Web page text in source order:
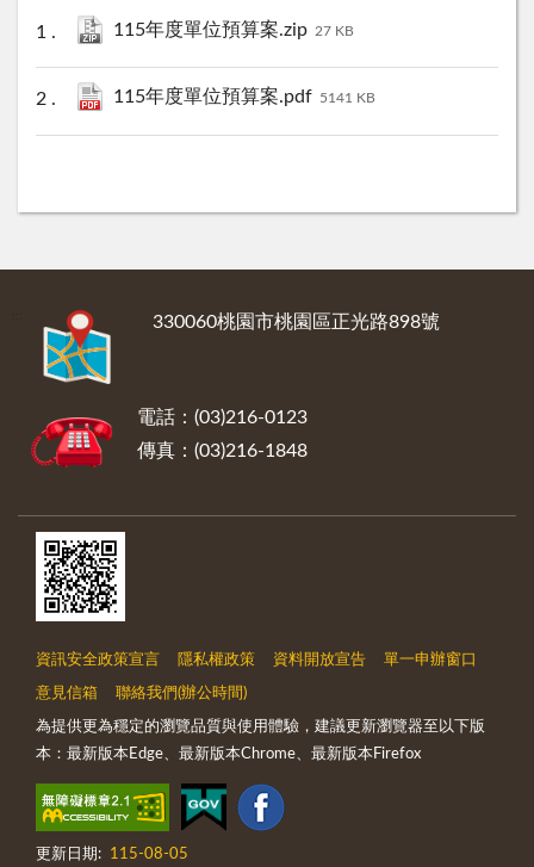
115年度單位預算案.zip 27 KB
115年度單位預算案.pdf 5141 KB
330060桃園市桃園區正光路898號
電話：(03)216-0123
傳真：(03)216-1848
資訊安全政策宣言 隱私權政策 資料開放宣告 單一申辦窗口
意見信箱 聯絡我們(辦公時間)
為提供更為穩定的瀏覽品質與使用體驗，建議更新瀏覽器至以下版
本：最新版本Edge、最新版本Chrome、最新版本Firefox
更新日期: 115-08-05